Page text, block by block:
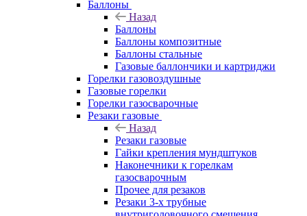
Баллоны
Назад
Баллоны
Баллоны композитные
Баллоны стальные
Газовые баллончики и картриджи
Горелки газовоздушные
Газовые горелки
Горелки газосварочные
Резаки газовые
Назад
Резаки газовые
Гайки крепления мундштуков
Наконечники к горелкам
газосварочным
Прочее для резаков
Резаки 3-х трубные